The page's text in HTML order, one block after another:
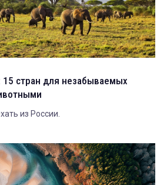
стран для незабываемых
из России.